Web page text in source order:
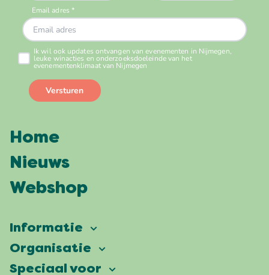
Home
Nieuws
Webshop
Informatie
Vierdaagsefeesten
Veelgestelde vragen
Organisatie
Onze ambitie
Speciaal voor